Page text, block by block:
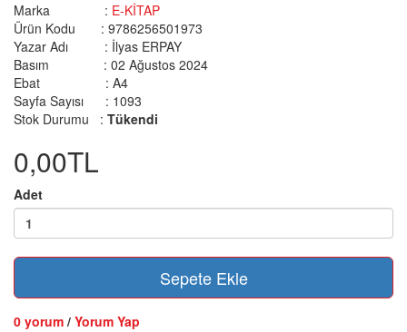
Marka : E-KİTAP
Ürün Kodu : 9786256501973
Yazar Adı : İlyas ERPAY
Basım : 02 Ağustos 2024
Ebat : A4
Sayfa Sayısı : 1093
Stok Durumu : Tükendi
0,00TL
Adet
Sepete Ekle
0 yorum / Yorum Yap